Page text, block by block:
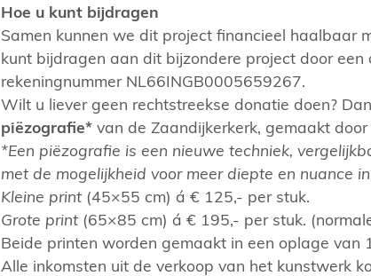
Hoe u kunt bijdragen
Samen kunnen we dit project financieel haalbaar
kunt bijdragen aan dit bijzondere project door
rekeningnummer NL66INGB0005659267.
Wilt u liever geen rechtstreekse donatie doen?
piëzografie* van de Zaandijkerkerk, gemaakt
*Een piëzografie is een nieuwe techniek,
met de mogelijkheid voor meer diepte en nuance
Kleine print (45×55 cm) á € 125,- per stuk.
Grote print (65×85 cm) á € 195,- per stuk.
Beide printen worden gemaakt in een oplage van
Alle inkomsten uit de verkoop van het kunstwerk